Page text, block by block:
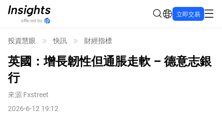
立即交易
投資慧眼 快訊 財經指標
英國：增長韌性但通脹走軟 – 德意志銀
行
來源 Fxstreet
2026-6-12 19:12